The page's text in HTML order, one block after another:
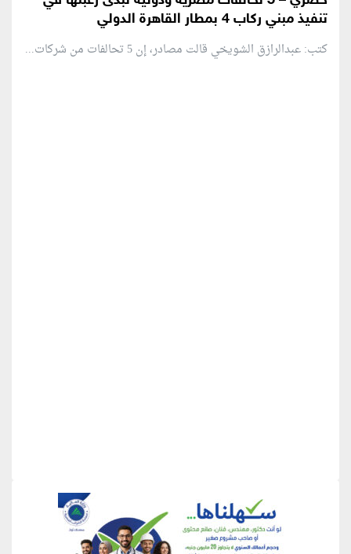
تنفيذ مبني ركاب 4 بمطار القاهرة الدولي
كتب: عبدالرازق الشويخي قالت مصادر، إن 5 تحالفات من شركات...
منطقة إعلانية